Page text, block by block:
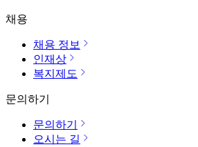
채용
채용 정보
인재상
복지제도
문의하기
문의하기
오시는 길